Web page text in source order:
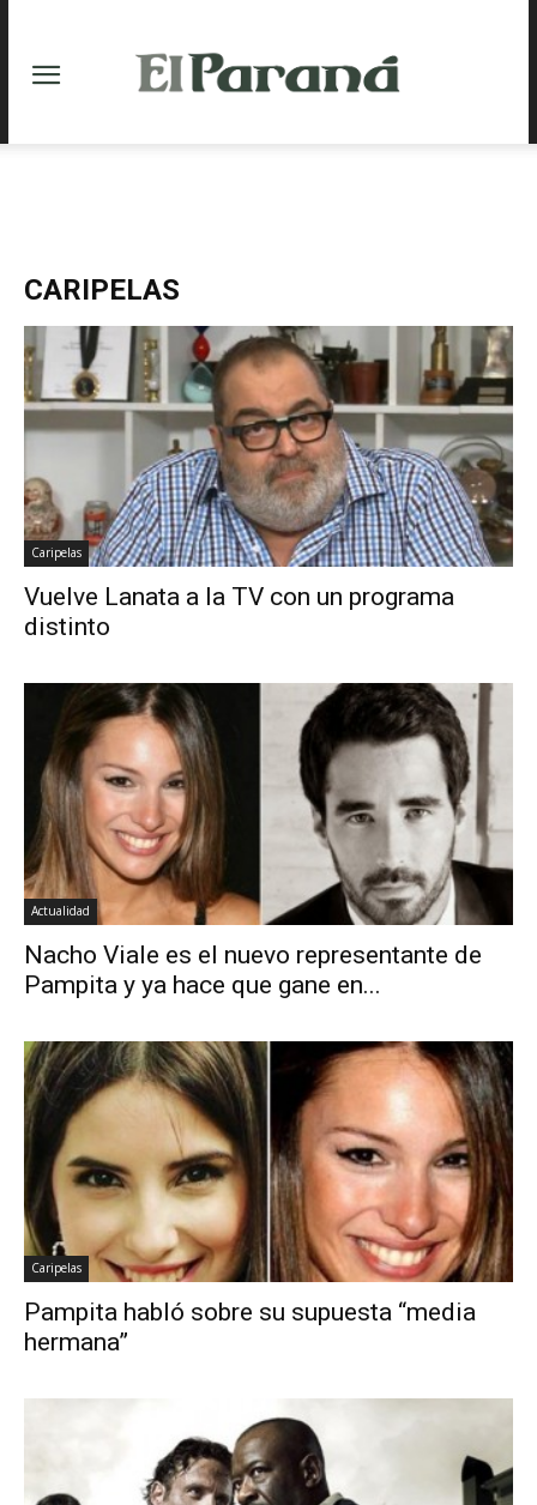
CARIPELAS
Caripelas
Vuelve Lanata a la TV con un programa
distinto
Actualidad
Nacho Viale es el nuevo representante de
Pampita y ya hace que gane en...
Caripelas
Pampita habló sobre su supuesta “media
hermana”